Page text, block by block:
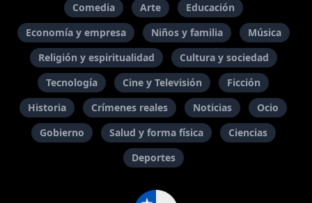
Comedia Arte
Educación
Economía y empresa
Niños y familia
Música
Religión y espiritualidad
Cultura y sociedad
Tecnología
Cine y Televisión
Ficción
Historia
Crímenes reales Noticias
Ocio
Gobierno
Salud y forma física
Ciencias
Deportes